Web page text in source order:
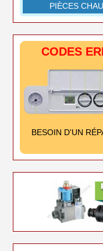
PIÈCES
CODES
BESOIN D'UN